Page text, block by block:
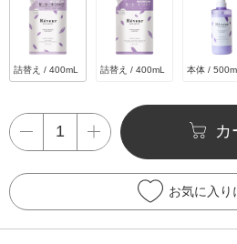
詰替え / 400mL 詰替え / 400mL 本体 /
カ
お気に入り